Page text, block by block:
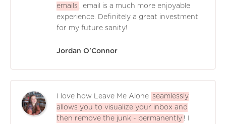
emails , email is a much more enjoyable
experience. Definitely a great investment
for my future sanity!
Jordan O'Connor
I love how Leave Me Alone seamlessly
allows you to visualize your inbox and
then remove the junk - permanently ! I